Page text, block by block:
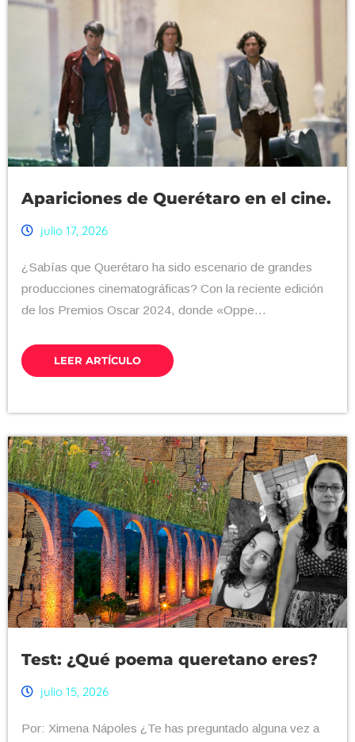
Apariciones de Querétaro en el cine.
julio 17, 2026
¿Sabías que Querétaro ha sido escenario de grandes
producciones cinematográficas? Con la reciente edición
de los Premios Oscar 2024, donde «Oppe...
LEER ARTÍCULO
Test: ¿Qué poema queretano eres?
julio 15, 2026
Por: Ximena Nápoles ¿Te has preguntado alguna vez a